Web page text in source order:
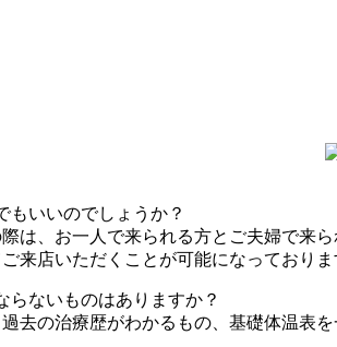
もいいのでしょうか？
は、お一人で来られる方とご夫婦で来
来店いただくことが可能になっておりま
らないものはありますか？
去の治療歴がわかるもの、基礎体温表